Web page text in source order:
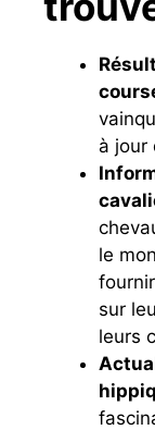
à jour
le
sur
leurs